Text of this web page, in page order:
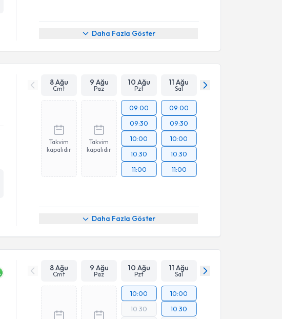
Daha Fazla Göster
8 Ağu
Cmt
9 Ağu
Paz
10 Ağu
Pzt
11 Ağu
Sal
Takvim
kapalıdır
Takvim
kapalıdır
09:00
09:30
10:00
10:30
11:00
09:00
09:30
10:00
10:30
11:00
Daha Fazla Göster
8 Ağu
Cmt
9 Ağu
Paz
10 Ağu
Pzt
11 Ağu
Sal
10:00
10:30
10:00
10:30